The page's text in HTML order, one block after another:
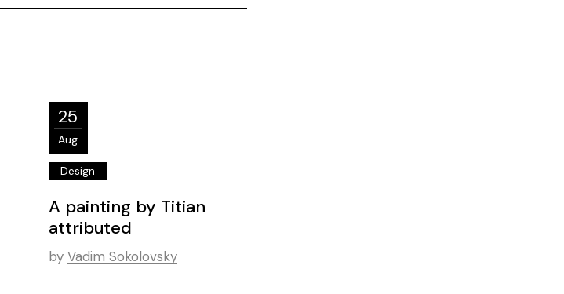
25
Aug
Design
A painting by Titian
attributed
by Vadim Sokolovsky